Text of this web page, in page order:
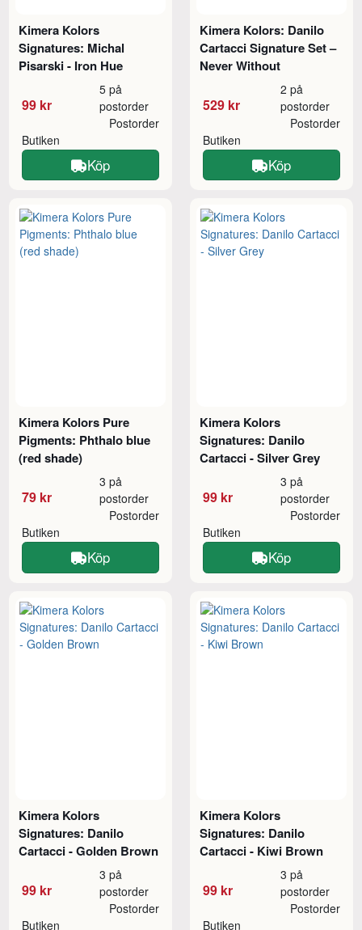
Kimera Kolors
Signatures: Michal
Pisarski - Iron Hue
99 kr
5 på
postorder
Butiken
Postorder
Köp
Kimera Kolors: Danilo
Cartacci Signature Set –
Never Without
529 kr
2 på
postorder
Butiken
Postorder
Köp
Kimera Kolors Pure
Pigments: Phthalo blue
(red shade)
79 kr
3 på
postorder
Butiken
Postorder
Köp
Kimera Kolors
Signatures: Danilo
Cartacci - Silver Grey
99 kr
3 på
postorder
Butiken
Postorder
Köp
Kimera Kolors
Signatures: Danilo
Cartacci - Golden Brown
99 kr
3 på
postorder
Butiken
Postorder
Kimera Kolors
Signatures: Danilo
Cartacci - Kiwi Brown
99 kr
3 på
postorder
Butiken
Postorder